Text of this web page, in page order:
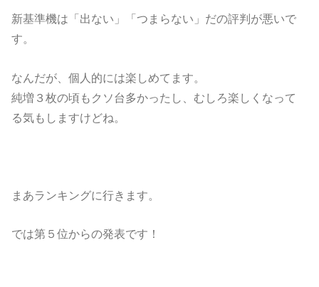
新基準機は「出ない」「つまらない」だの評判が悪いで
す。
なんだが、個人的には楽しめてます。
純増３枚の頃もクソ台多かったし、むしろ楽しくなって
る気もしますけどね。
まあランキングに行きます。
では第５位からの発表です！